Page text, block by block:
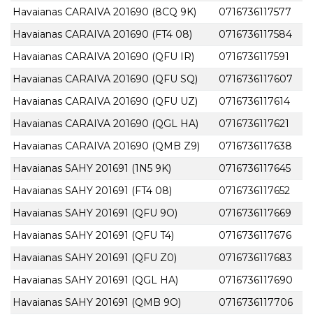
Havaianas CARAIVA 201690 (8CQ 9K)
0716736117577
Havaianas CARAIVA 201690 (FT4 08)
0716736117584
Havaianas CARAIVA 201690 (QFU IR)
0716736117591
Havaianas CARAIVA 201690 (QFU SQ)
0716736117607
Havaianas CARAIVA 201690 (QFU UZ)
0716736117614
Havaianas CARAIVA 201690 (QGL HA)
0716736117621
Havaianas CARAIVA 201690 (QMB Z9)
0716736117638
Havaianas SAHY 201691 (1N5 9K)
0716736117645
Havaianas SAHY 201691 (FT4 08)
0716736117652
Havaianas SAHY 201691 (QFU 9O)
0716736117669
Havaianas SAHY 201691 (QFU T4)
0716736117676
Havaianas SAHY 201691 (QFU Z0)
0716736117683
Havaianas SAHY 201691 (QGL HA)
0716736117690
Havaianas SAHY 201691 (QMB 9O)
0716736117706